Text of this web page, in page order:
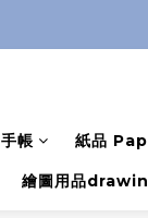
手帳 紙品
繪圖用品